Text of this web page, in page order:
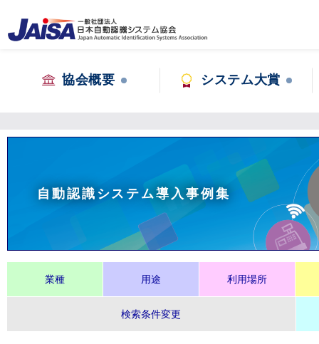
協会概要 システム大賞
自動認識システム導入事例集
業種 用途 利用場所
検索条件変更